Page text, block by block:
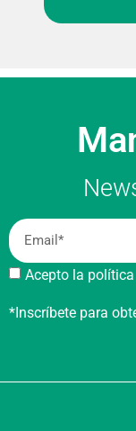
Acepto la
*Inscríbete para